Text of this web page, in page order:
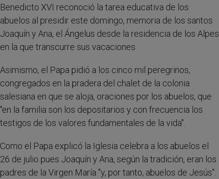
Benedicto XVI reconoció la tarea educativa de los
abuelos al presidir este domingo, memoria de los santos
Joaquín y Ana, el Ángelus desde la residencia de los Alpes
en la que transcurre sus vacaciones.
Asimismo, el Papa pidió a los cinco mil peregrinos,
congregados en la pradera del chalet de la colonia
salesiana en que se aloja, oraciones por los abuelos, que
"en la familia son los depositarios y con frecuencia los
testigos de los valores fundamentales de la vida".
Como el Papa explicó la Iglesia celebra a los abuelos el
26 de julio pues Joaquín y Ana, según la tradición, eran los
padres de la Virgen María "y, por tanto, abuelos de Jesús".